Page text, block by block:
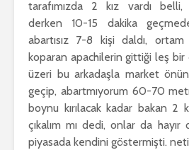
tarafımızda 2 kız vardı
derken 10-15 dakika
abartısız 7-8 kişi daldı,
koparan apachilerin gittiği leş bir
üzeri bu arkadaşla market
geçip, abartmıyorum 60-70
boynu kırılacak kadar bakan 2
çıkalım mı dedi, onlar da
piyasada kendini göstermişti.